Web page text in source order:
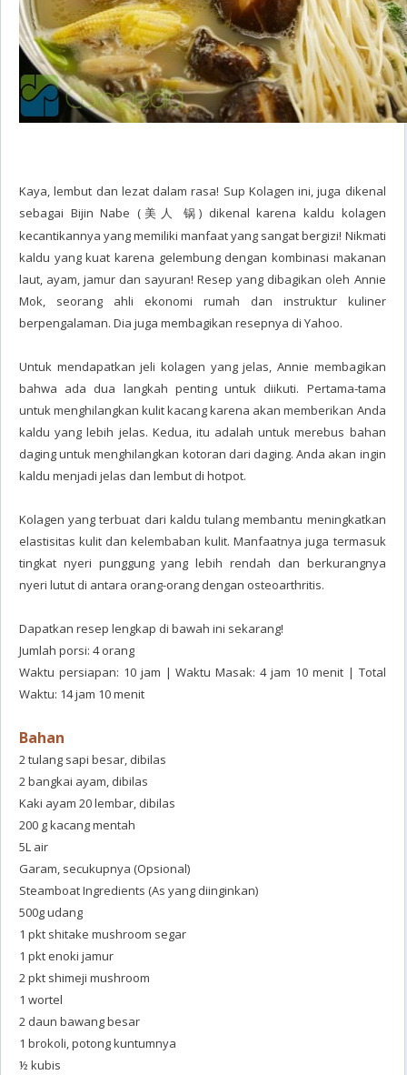
Kaya, lembut dan lezat dalam rasa! Sup Kolagen ini, juga dikenal
sebagai Bijin Nabe (美人 锅) dikenal karena kaldu kolagen
kecantikannya yang memiliki manfaat yang sangat bergizi! Nikmati
kaldu yang kuat karena gelembung dengan kombinasi makanan
laut, ayam, jamur dan sayuran! Resep yang dibagikan oleh Annie
Mok, seorang ahli ekonomi rumah dan instruktur kuliner
berpengalaman. Dia juga membagikan resepnya di Yahoo.
Untuk mendapatkan jeli kolagen yang jelas, Annie membagikan
bahwa ada dua langkah penting untuk diikuti. Pertama-tama
untuk menghilangkan kulit kacang karena akan memberikan Anda
kaldu yang lebih jelas. Kedua, itu adalah untuk merebus bahan
daging untuk menghilangkan kotoran dari daging. Anda akan ingin
kaldu menjadi jelas dan lembut di hotpot.
Kolagen yang terbuat dari kaldu tulang membantu meningkatkan
elastisitas kulit dan kelembaban kulit. Manfaatnya juga termasuk
tingkat nyeri punggung yang lebih rendah dan berkurangnya
nyeri lutut di antara orang-orang dengan osteoarthritis.
Dapatkan resep lengkap di bawah ini sekarang!
Jumlah porsi: 4 orang
Waktu persiapan: 10 jam | Waktu Masak: 4 jam 10 menit | Total
Waktu: 14 jam 10 menit
Bahan
2 tulang sapi besar, dibilas
2 bangkai ayam, dibilas
Kaki ayam 20 lembar, dibilas
200 g kacang mentah
5L air
Garam, secukupnya (Opsional)
Steamboat Ingredients (As yang diinginkan)
500g udang
1 pkt shitake mushroom segar
1 pkt enoki jamur
2 pkt shimeji mushroom
1 wortel
2 daun bawang besar
1 brokoli, potong kuntumnya
½ kubis